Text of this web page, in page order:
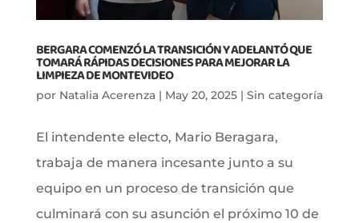
BERGARA COMENZÓ LA TRANSICIÓN Y ADELANTÓ QUE
TOMARÁ RÁPIDAS DECISIONES PARA MEJORAR LA
LIMPIEZA DE MONTEVIDEO
por Natalia Acerenza| May 20, 2025| Sin categoría
El intendente electo, Mario Beragara,
trabaja de manera incesante junto a su
equipo en un proceso de transición que
culminará con su asunción el próximo 10 de